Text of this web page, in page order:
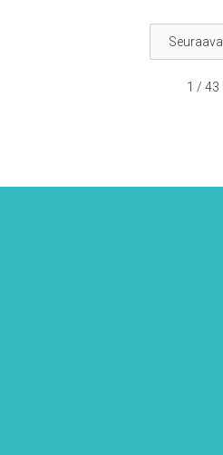
Seuraava
1 / 43